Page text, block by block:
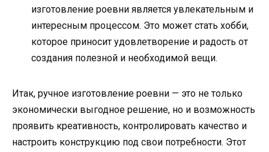
изготовление роевни является увлекательным и
интересным процессом. Это может стать хобби,
которое приносит удовлетворение и радость от
создания полезной и необходимой вещи.
Итак, ручное изготовление роевни — это не только
экономически выгодное решение, но и возможность
проявить креативность, контролировать качество и
настроить конструкцию под свои потребности. Этот